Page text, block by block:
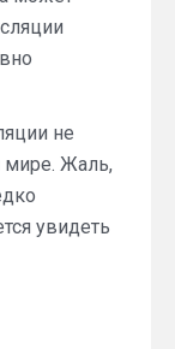
не
мире. Жаль,
увидеть